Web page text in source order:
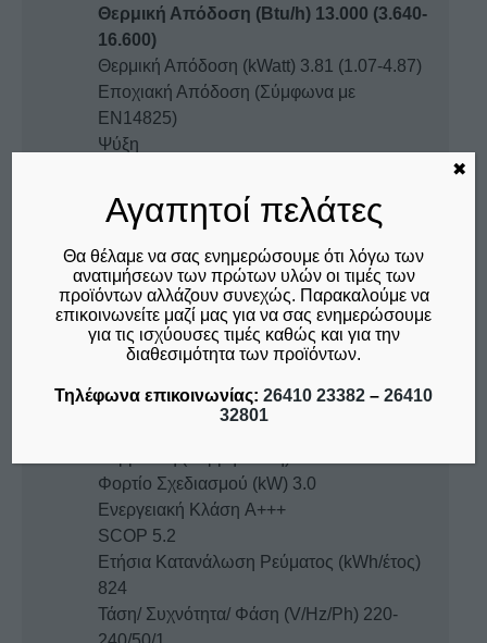
Θερμική Απόδοση (Btu/h) 13.000 (3.640-
16.600)
Θερμική Απόδοση (kWatt) 3.81 (1.07-4.87)
Εποχιακή Απόδοση (Σύμφωνα με
ΕΝ14825)
Ψύξη
Ενεργειακή Κλάση A++
SEER 6.7
Ετήσια Κατανάλωση Ρεύματος (kWh/έτος)
183
Θέρμανση (Μέση Ζώνη)
Φορτίο Σχεδιασμού (kW) 2.6
Ενεργειακή Κλάση A+
Ετήσια Κατανάλωση Ρεύματος (kWh/έτος)
Φορτίο Σχεδιασμού (kW) 3.0
Ενεργειακή Κλάση A+++
SCOP 5.2
Ετήσια Κατανάλωση Ρεύματος (kWh/έτος)
824
Τάση/ Συχνότητα/ Φάση (V/Hz/Ph) 220-
Αγαπητοί πελάτες
Θα θέλαμε να σας ενημερώσουμε ότι λόγω των
ανατιμήσεων των πρώτων υλών οι τιμές των
προϊόντων αλλάζουν συνεχώς. Παρακαλούμε να
επικοινωνείτε μαζί μας για να σας ενημερώσουμε
για τις ισχύουσες τιμές καθώς και για την
διαθεσιμότητα των προϊόντων.
Τηλέφωνα επικοινωνίας: 26410 23382 – 26410
32801
✖